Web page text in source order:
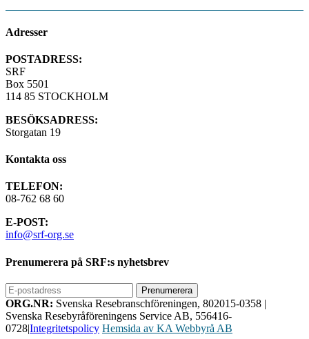
Adresser
POSTADRESS:
SRF
Box 5501
114 85 STOCKHOLM
BESÖKSADRESS:
Storgatan 19
Kontakta oss
TELEFON:
08-762 68 60
E-POST:
info@srf-org.se
Prenumerera på SRF:s nyhetsbrev
ORG.NR: Svenska Resebranschföreningen, 802015-0358 |
Svenska Resebyråföreningens Service AB, 556416-
0728|Integritetspolicy Hemsida av KA Webbyrå AB